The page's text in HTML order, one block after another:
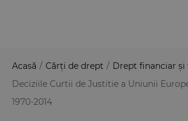
Acasă / Cărți de drept / Drept financiar și
Deciziile Curtii de Justitie a Uniunii
1970-2014